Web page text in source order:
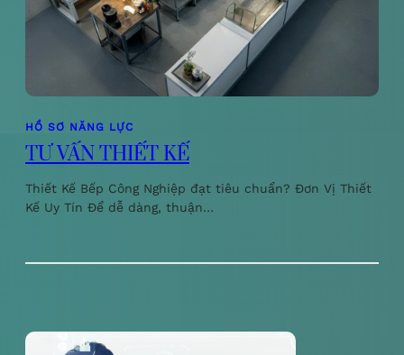
HỒ SƠ NĂNG LỰC
TƯ VẤN THIẾT KẾ
Thiết Kế Bếp Công Nghiệp đạt tiêu chuẩn? Đơn Vị Thiết
Kế Uy Tín Để dễ dàng, thuận…